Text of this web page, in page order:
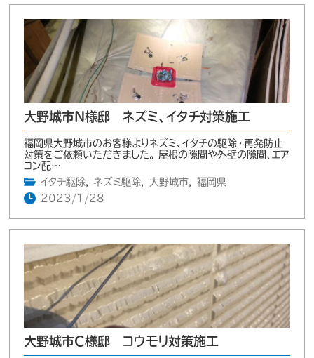
大野城市N様邸 ネズミ、イタチ対策施工
福岡県大野城市のお客様よりネズミ、イタチの駆除・再発防止
対策をご依頼いただきました。 屋根の隙間や外壁の隙間、エア
コン配…
イタチ駆除, ネズミ駆除, 大野城市,
福岡県
2023/1/28
大野城市C様邸 コウモリ対策施工